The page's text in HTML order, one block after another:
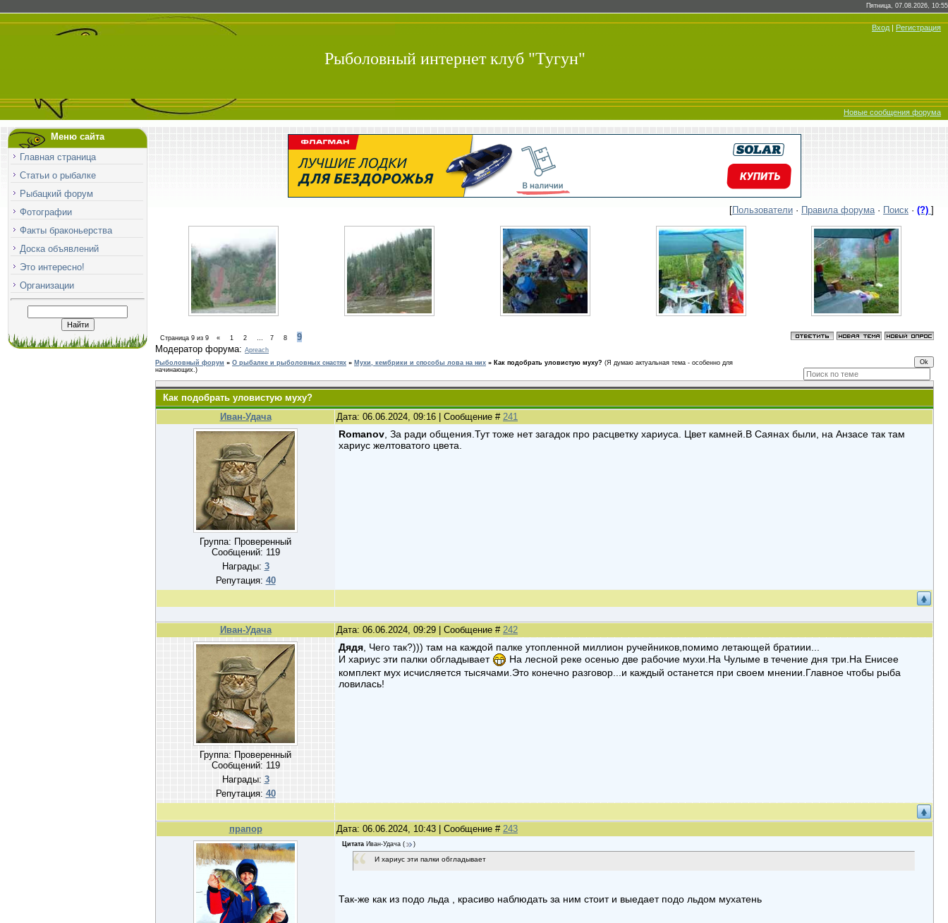
Пятница, 07.08.2026, 10:55
Вход | Регистрация
Рыболовный интернет клуб "Тугун"
Новые сообщения форума
Меню сайта
Главная страница
Статьи о рыбалке
Рыбацкий форум
Фотографии
Факты браконьерства
Доска объявлений
Это интересно!
Организации
[Пользователи · Правила форума· Поиск · (?) ]
Страница 9 из 9 « 1 2 … 7 8
9
Модератор форума: Apreach
Рыболовный форум » О рыбалке и рыболовных снастях » Мухи, кембрики и способы лова на них » Как подобрать уловистую муху? (Я думаю актуальная тема - особенно для
начинающих.)
Как подобрать уловистую муху?
Иван-Удача
Дата: 06.06.2024, 09:16 | Сообщение # 241
Группа: Проверенный
Сообщений: 119
Награды: 3
Репутация: 40
Romanov , За ради общения.Тут тоже нет загадок про расцветку хариуса. Цвет камней.В Саянах были, на Анзасе так там
хариус желтоватого цвета.
Иван-Удача Дата: 06.06.2024, 09:29 | Сообщение # 242
Группа: Проверенный
Сообщений: 119
Награды: 3
Репутация: 40
Дядя , Чего так?))) там на каждой палке утопленной миллион ручейников,помимо летающей братиии...
И хариус эти палки обгладывает
На лесной реке осенью две рабочие мухи.На Чулыме в течение дня три.На Енисее
комплект мух исчисляется тысячами.Это конечно разговор...и каждый останется при своем мнении.Главное чтобы рыба
ловилась!
прапор Дата: 06.06.2024, 10:43 | Сообщение # 243
Цитата Иван-Удача ( )
И хариус эти палки обгладывает
Так-же как из подо льда , красиво наблюдать за ним стоит и выедает подо льдом мухатень